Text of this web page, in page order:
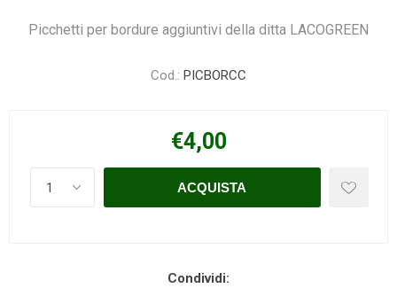
Picchetti per bordure aggiuntivi della ditta LACOGREEN
Cod.: PICBORCC
€4,00
Condividi: